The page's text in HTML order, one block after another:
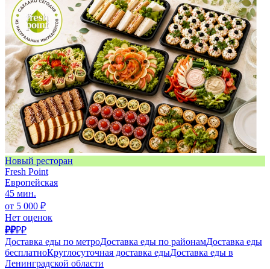
Новый ресторан
Fresh Point
Европейская
45 мин.
от 5 000 ₽
Нет оценок
₽₽₽₽
Доставка еды по метроДоставка еды по районамДоставка еды
бесплатноКруглосуточная доставка едыДоставка еды в
Ленинградской области